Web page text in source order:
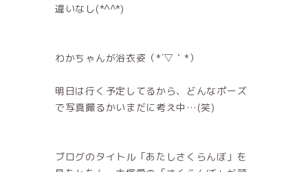
違いなし(*^^*)
わかちゃんが浴衣姿（*´▽｀*）
明日は行く予定してるから、どんなポーズ
で写真撮るかいまだに考え中…(笑)
ブログのタイトル「あたしさくらんぼ」を